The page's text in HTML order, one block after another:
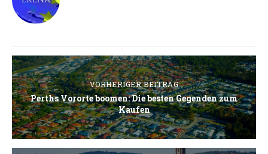
VORHERIGER BEITRAG
Perths Vororte boomen: Die besten Gegenden zum
Kaufen